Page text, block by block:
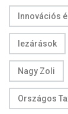
Innovációs
lezárások
Nagy Zoli
Országos